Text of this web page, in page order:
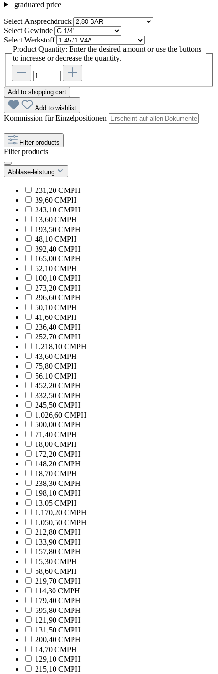
graduated price
Select Ansprechdruck
Select Gewinde
Select Werkstoff
Product Quantity: Enter the desired amount or use the buttons
to increase or decrease the quantity.
Add to shopping cart
Add to wishlist
Kommission für Einzelpositionen
Filter products
Filter products
Abblase-leistung
231,20 CMPH
39,60 CMPH
243,10 CMPH
13,60 CMPH
193,50 CMPH
48,10 CMPH
392,40 CMPH
165,00 CMPH
52,10 CMPH
100,10 CMPH
273,20 CMPH
296,60 CMPH
50,10 CMPH
41,60 CMPH
236,40 CMPH
252,70 CMPH
1.218,10 CMPH
43,60 CMPH
75,80 CMPH
56,10 CMPH
452,20 CMPH
332,50 CMPH
245,50 CMPH
1.026,60 CMPH
500,00 CMPH
71,40 CMPH
18,00 CMPH
172,20 CMPH
148,20 CMPH
18,70 CMPH
238,30 CMPH
198,10 CMPH
13,05 CMPH
1.170,20 CMPH
1.050,50 CMPH
212,80 CMPH
133,90 CMPH
157,80 CMPH
15,30 CMPH
58,60 CMPH
219,70 CMPH
114,30 CMPH
179,40 CMPH
595,80 CMPH
121,90 CMPH
131,50 CMPH
200,40 CMPH
14,70 CMPH
129,10 CMPH
215,10 CMPH